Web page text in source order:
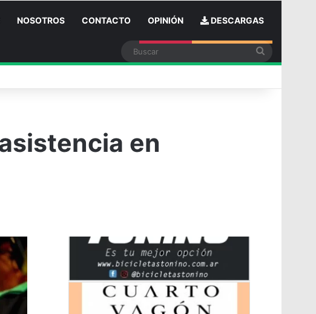
NOSOTROS CONTACTO OPINIÓN DESCARGAS
skin
en